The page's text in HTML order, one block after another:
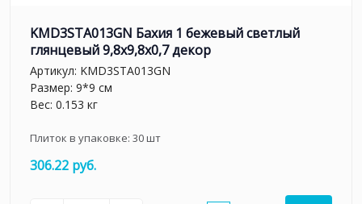
KMD3STA013GN Бахия 1 бежевый светлый
глянцевый 9,8x9,8x0,7 декор
Артикул: KMD3STA013GN
Размер: 9*9 см
Вес: 0.153 кг
Плиток в упаковке: 30шт
306.22 руб.